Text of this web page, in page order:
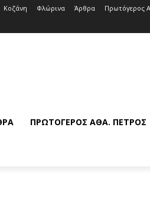
Κοζάνη Φλώρινα Άρθρα Πρωτόγερος
ΠΡΩΤΌΓΕΡΟΣ ΑΘΆ. ΠΈΤΡΟΣ